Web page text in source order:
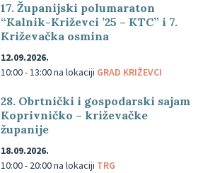
17. Županijski polumaraton
“Kalnik-Križevci ’25 – KTC” i 7.
Križevačka osmina
12.09.2026.
10:00 - 13:00na lokaciji GRAD KRIŽEVCI
28. Obrtnički i gospodarski sajam
Koprivničko – križevačke
županije
18.09.2026.
10:00 - 20:00na lokaciji TRG